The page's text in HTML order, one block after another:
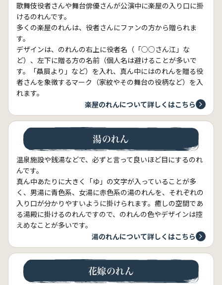
歌舞伎役者さんや舞台俳優さんが公演中に楽屋の入り口に掛
けるのれんです。
多くの楽屋のれんは、役者さんにファンの方から贈られま
す。
デザインは、のれんの右上に役者名（「○○さん江」な
ど）、左下に贈る方の名前（個人名は避けることが多いで
す。「贔屓より」など）を入れ、真ん中にはのれんを贈る役
者さんを象徴するマーク（家紋やその舞台の役柄など）を入
れます。
楽屋のれんについて詳しくはこちら
湯のれん
温泉施設や銭湯などで、必ずと言って良いほど目にするのれ
んです。
真ん中あたりに大きく「ゆ」の文字が入っていることが多
く、男湯に青色系、女湯に赤色系の湯のれんを、それぞれの
入り口が分かりやすいように掛けられます。癒しの空間であ
る湯殿に掛けるのれんですので、のれんの色やデザインは控
えめなことが多いです。
湯のれんについて詳しくはこちら
花嫁のれん